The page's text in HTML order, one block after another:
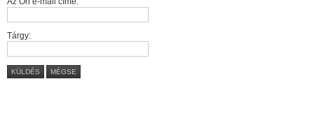
Tárgy:
KÜLDÉS MÉGSE